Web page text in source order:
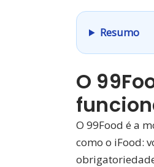
Resumo
O
O 99Food é a
como o iFood: